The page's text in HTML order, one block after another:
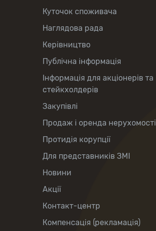
Куточок споживача
Наглядова рада
Керівництво
Публічна інформація
Інформація для акціонерів та
стейкхолдерів
Закупівлі
Продаж і оренда нерухомості
Протидія корупції
Для представників ЗМІ
Новини
Акції
Контакт-центр
Компенсація (рекламація)